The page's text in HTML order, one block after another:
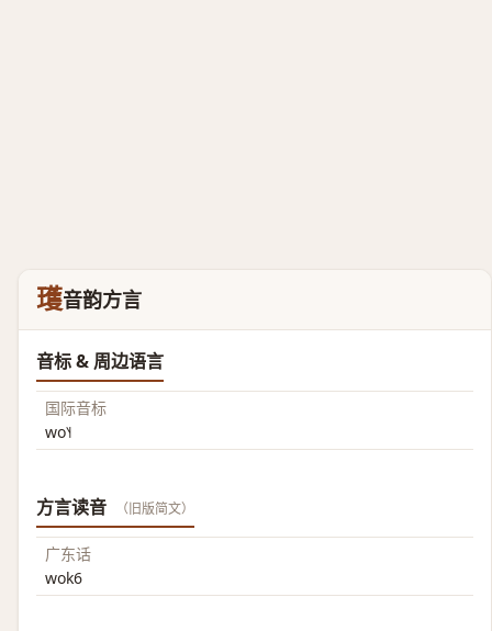
瓁音韵方言
音标 & 周边语言
国际音标
wo˥˧
方言读音 （旧版简文）
广东话
wok6